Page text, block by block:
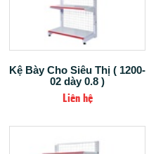
Kệ Bày Cho Siêu Thị ( 1200-
02 dày 0.8 )
Liên hệ